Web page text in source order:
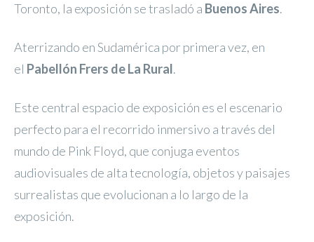
Toronto, la exposición se trasladó a Buenos Aires.
Aterrizando en Sudamérica por primera vez, en
el Pabellón Frers de La Rural.
Este central espacio de exposición es el escenario
perfecto para el recorrido inmersivo a través del
mundo de Pink Floyd, que conjuga eventos
audiovisuales de alta tecnología, objetos y paisajes
surrealistas que evolucionan a lo largo de la
exposición.